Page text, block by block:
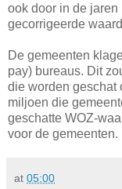
ook door in de
gecorrigeerde
De gemeenten
pay) bureaus. Dit
die worden geschat
miljoen die
geschatte WOZ-
voor de gemeenten.
at 05:00